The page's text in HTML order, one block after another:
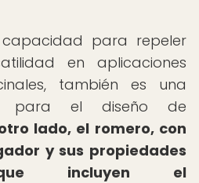
para repeler
en aplicaciones
también es una
para el diseño de
lado, el romero, con
y sus propiedades
que incluyen el